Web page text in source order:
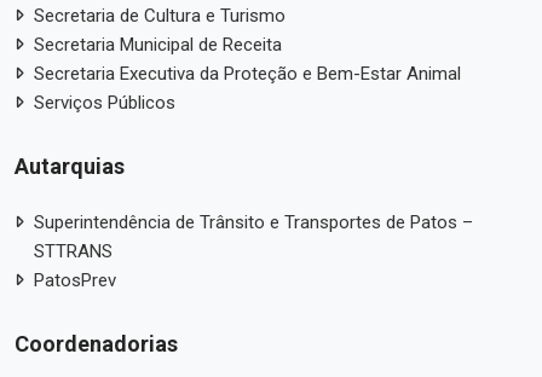
Secretaria de Cultura e Turismo
Secretaria Municipal de Receita
Secretaria Executiva da Proteção e Bem-Estar Animal
Serviços Públicos
Autarquias
Superintendência de Trânsito e Transportes de Patos –
STTRANS
PatosPrev
Coordenadorias